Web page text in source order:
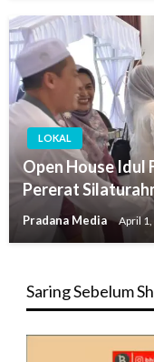
LOKAL
Open House Idul
Pererat
Pradana Media April
Saring Sebelum